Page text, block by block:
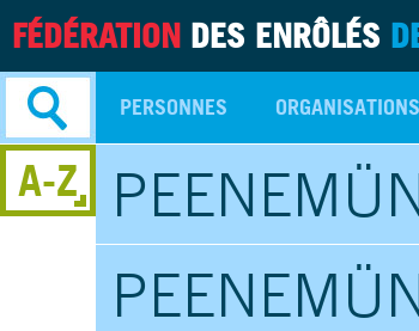
FÉDÉRATION DES ENRÔLÉS
Recherche
avancée
A-Z
PERSONNES ORGANISATIONS